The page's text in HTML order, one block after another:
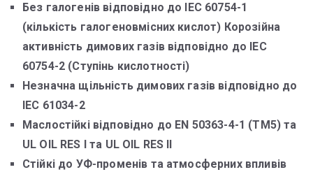
Без галогенів відповідно до IEC 60754-1
(кількість галогеновмісних кислот) Корозійна
активність димових газів відповідно до IEC
60754-2 (Ступінь кислотності)
Незначна щільність димових газів відповідно до
IEC 61034-2
Маслостійкі відповідно до EN 50363-4-1 (TM5) та
UL OIL RES I та UL OIL RES II
Стійкі до УФ-променів та атмосферних впливів